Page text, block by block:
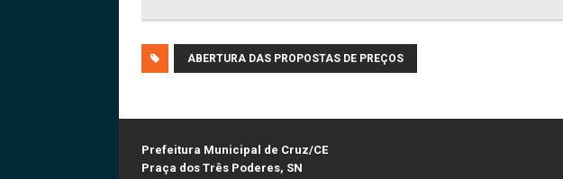
ABERTURA DAS PROPOSTAS DE PREÇOS
Prefeitura Municipal de Cruz/CE
Praça dos Três Poderes, SN